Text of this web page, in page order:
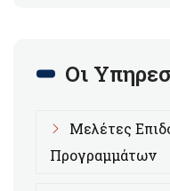
Οι
Μελέτες
Προγραμμάτων